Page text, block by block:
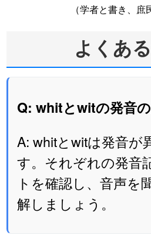
（学者と書き、庶
よくあ
Q: whitとwitの発音
A: whitとwitは発音が
す。それぞれの発音
トを確認し、音声を
解しましょう。